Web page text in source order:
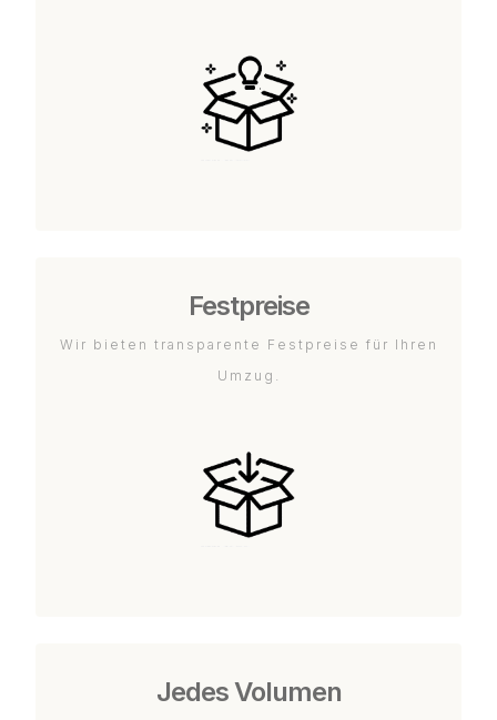
Festpreise
Wir bieten transparente Festpreise für Ihren
Umzug.
Jedes Volumen